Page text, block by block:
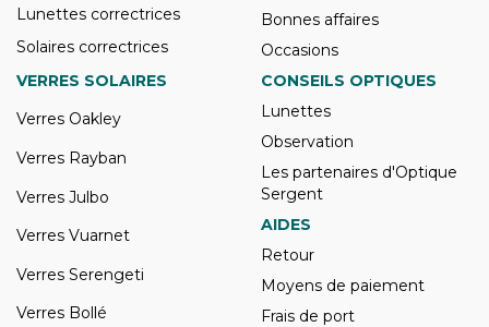
Lunettes correctrices
Solaires correctrices
Bonnes affaires
Occasions
VERRES SOLAIRES
Verres Oakley
Verres Rayban
Verres Julbo
Verres Vuarnet
Verres Serengeti
Verres Bollé
CONSEILS OPTIQUES
Lunettes
Observation
Les partenaires d'Optique
Sergent
AIDES
Retour
Moyens de paiement
Frais de port